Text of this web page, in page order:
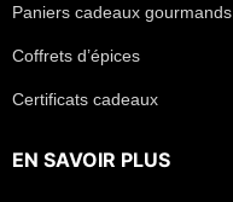
Paniers cadeaux gourmands
Coffrets d’épices
Certificats cadeaux
EN SAVOIR PLUS